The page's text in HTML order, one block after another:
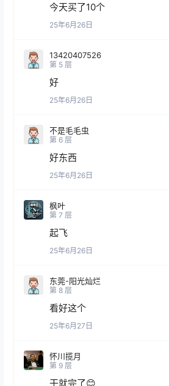
今天买了10个
25年6月26日
13420407526
第 5 层
好
25年6月26日
不是毛毛虫
第 6 层
好东西
25年6月26日
枫叶
第 7 层
起飞
25年6月26日
东莞-阳光灿烂
第 8 层
看好这个
25年6月27日
怀川揽月
第 9 层
干就完了😊